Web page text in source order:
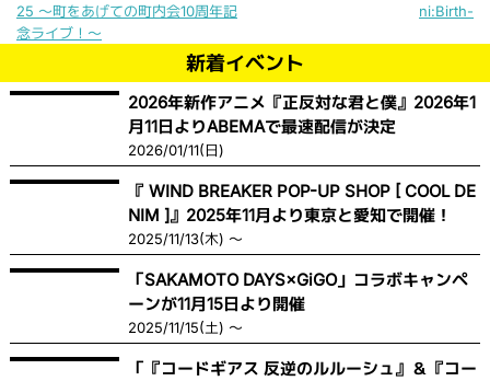
投稿ナビゲーション
25 ～町をあげての町内会10周年記
念ライブ！～
ni:Birth-
新着イベント
2026年新作アニメ『正反対な君と僕』2026年1
月11日よりABEMAで最速配信が決定
2026/01/11(日)
『 WIND BREAKER POP-UP SHOP [ COOL DE
NIM ]』2025年11月より東京と愛知で開催！
2025/11/13(木) ～
「SAKAMOTO DAYS×GiGO」コラボキャンペ
ーンが11月15日より開催
2025/11/15(土) ～
「『コードギアス 反逆のルルーシュ』＆『コー